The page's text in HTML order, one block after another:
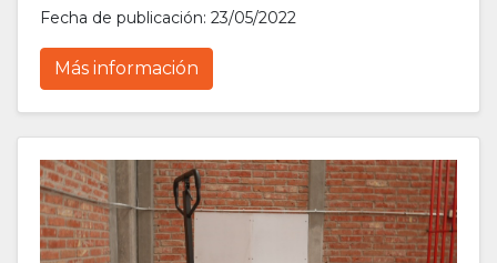
Fecha de publicación: 23/05/2022
Más información